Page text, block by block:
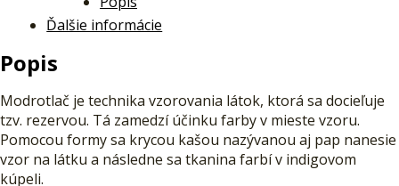
Ďalšie informácie
Popis
Modrotlač je technika vzorovania látok, ktorá sa docieľuje
tzv. rezervou. Tá zamedzí účinku farby v mieste vzoru.
Pomocou formy sa krycou kašou nazývanou aj pap nanesie
vzor na látku a následne sa tkanina farbí v indigovom
kúpeli.